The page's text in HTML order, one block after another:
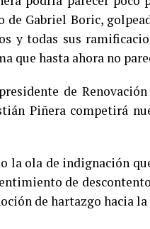
Gabriel Boric,
y todas sus
que hasta ahora no
de
Piñera competirá
la ola de indignación
de
de hartazgo hacia